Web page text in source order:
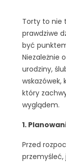
Torty to nie
prawdziwe
być
Niezależnie
urodziny,
który
wyglądem.
1.
Przed